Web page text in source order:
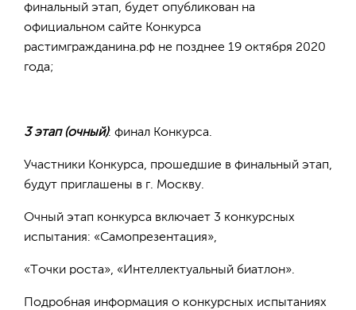
финальный этап, будет опубликован на
официальном сайте Конкурса
растимгражданина.рф не позднее 19 октября 2020
года;
3 этап (очный): финал Конкурса.
Участники Конкурса, прошедшие в финальный этап,
будут приглашены в г. Москву.
Очный этап конкурса включает 3 конкурсных
испытания: «Самопрезентация»,
«Точки роста», «Интеллектуальный биатлон».
Подробная информация о конкурсных испытаниях